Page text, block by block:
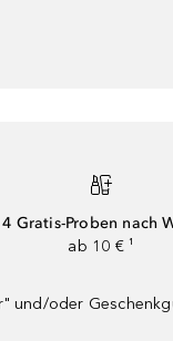
4 Gratis-Proben nach
ab 10 € ¹
und/oder